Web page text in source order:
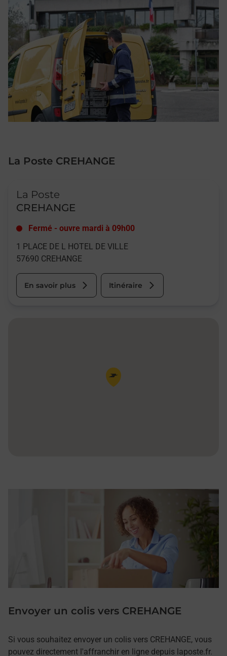
La Poste CREHANGE
La Poste
CREHANGE
Fermé - ouvre mardi à 09h00
1 PLACE DE L HOTEL DE VILLE
57690 CREHANGE
En savoir plus Itinéraire
Pin de la carte
Envoyer un colis vers CREHANGE
Si vous souhaitez envoyer un colis vers CREHANGE, vous
pouvez directement l'affranchir en ligne depuis laposte.fr.